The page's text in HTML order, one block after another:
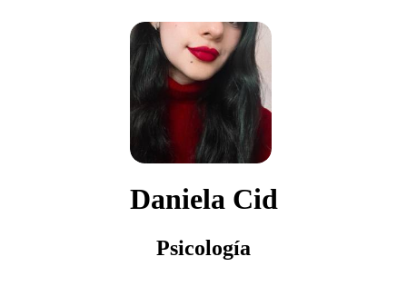
Daniela Cid
Psicología